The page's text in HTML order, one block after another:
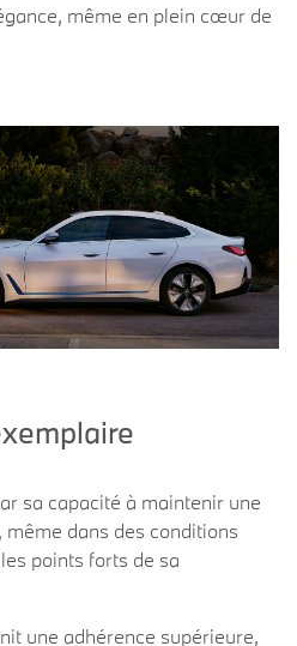
même en plein cœur de
sa capacité à maintenir une
dans des conditions
points forts de sa
une adhérence supérieure,